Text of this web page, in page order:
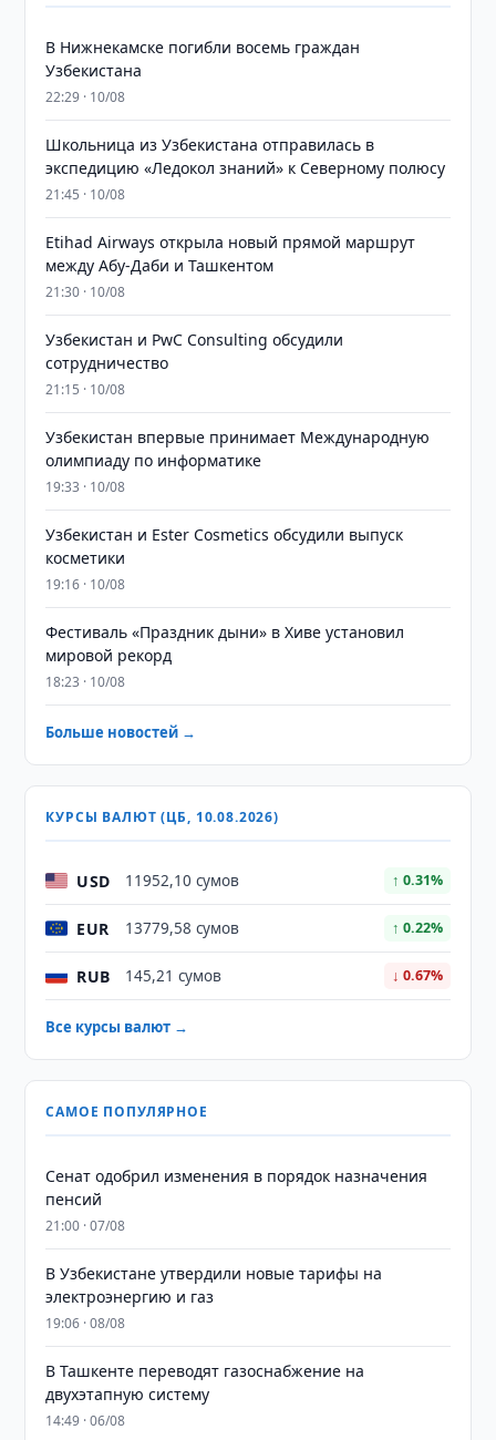
В Нижнекамске погибли восемь граждан
Узбекистана
22:29 · 10/08
Школьница из Узбекистана отправилась в
экспедицию «Ледокол знаний» к Северному полюсу
21:45 · 10/08
Etihad Airways открыла новый прямой маршрут
между Абу-Даби и Ташкентом
21:30 · 10/08
Узбекистан и PwC Consulting обсудили
сотрудничество
21:15 · 10/08
Узбекистан впервые принимает Международную
олимпиаду по информатике
19:33 · 10/08
Узбекистан и Ester Cosmetics обсудили выпуск
косметики
19:16 · 10/08
Фестиваль «Праздник дыни» в Хиве установил
мировой рекорд
18:23 · 10/08
Больше новостей →
КУРСЫ ВАЛЮТ (ЦБ, 10.08.2026)
USD 11952,10 сумов ↑ 0.31%
EUR 13779,58 сумов ↑ 0.22%
RUB 145,21 сумов ↓ 0.67%
Все курсы валют →
САМОЕ ПОПУЛЯРНОЕ
Сенат одобрил изменения в порядок назначения
пенсий
21:00 · 07/08
В Узбекистане утвердили новые тарифы на
электроэнергию и газ
19:06 · 08/08
В Ташкенте переводят газоснабжение на
двухэтапную систему
14:49 · 06/08